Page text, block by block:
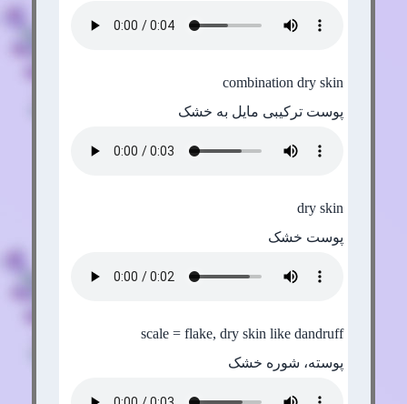
combination dry skin
پوست ترکیبی مایل به خشک
dry skin
پوست خشک
scale = flake, dry skin like dandruff
پوسته، شوره خشک